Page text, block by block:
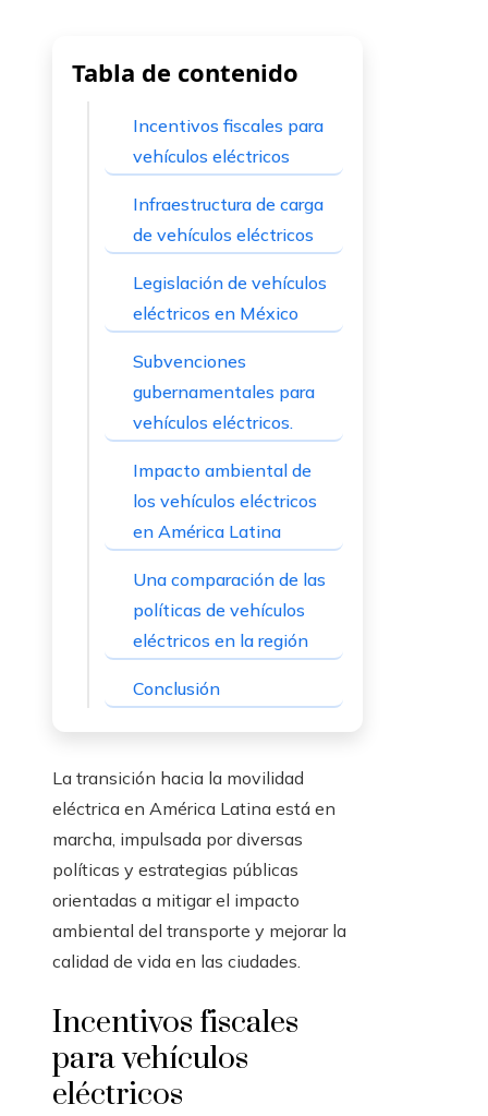
Tabla de contenido
Incentivos fiscales para
vehículos eléctricos
Infraestructura de carga
de vehículos eléctricos
Legislación de vehículos
eléctricos en México
Subvenciones
gubernamentales para
vehículos eléctricos.
Impacto ambiental de
los vehículos eléctricos
en América Latina
Una comparación de las
políticas de vehículos
eléctricos en la región
Conclusión
La transición hacia la movilidad
eléctrica en América Latina está en
marcha, impulsada por diversas
políticas y estrategias públicas
orientadas a mitigar el impacto
ambiental del transporte y mejorar la
calidad de vida en las ciudades.
Incentivos fiscales
para vehículos
eléctricos